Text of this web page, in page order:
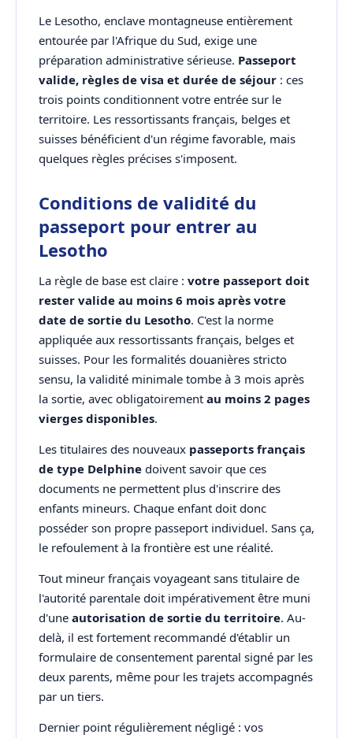
Le Lesotho, enclave montagneuse entièrement
entourée par l'Afrique du Sud, exige une
préparation administrative sérieuse. Passeport
valide, règles de visa et durée de séjour : ces
trois points conditionnent votre entrée sur le
territoire. Les ressortissants français, belges et
suisses bénéficient d'un régime favorable, mais
quelques règles précises s'imposent.
Conditions de validité du
passeport pour entrer au
Lesotho
La règle de base est claire : votre passeport doit
rester valide au moins 6 mois après votre
date de sortie du Lesotho. C'est la norme
appliquée aux ressortissants français, belges et
suisses. Pour les formalités douanières stricto
sensu, la validité minimale tombe à 3 mois après
la sortie, avec obligatoirement au moins 2 pages
vierges disponibles.
Les titulaires des nouveaux passeports français
de type Delphine doivent savoir que ces
documents ne permettent plus d'inscrire des
enfants mineurs. Chaque enfant doit donc
posséder son propre passeport individuel. Sans ça,
le refoulement à la frontière est une réalité.
Tout mineur français voyageant sans titulaire de
l'autorité parentale doit impérativement être muni
d'une autorisation de sortie du territoire. Au-
delà, il est fortement recommandé d'établir un
formulaire de consentement parental signé par les
deux parents, même pour les trajets accompagnés
par un tiers.
Dernier point régulièrement négligé : vos